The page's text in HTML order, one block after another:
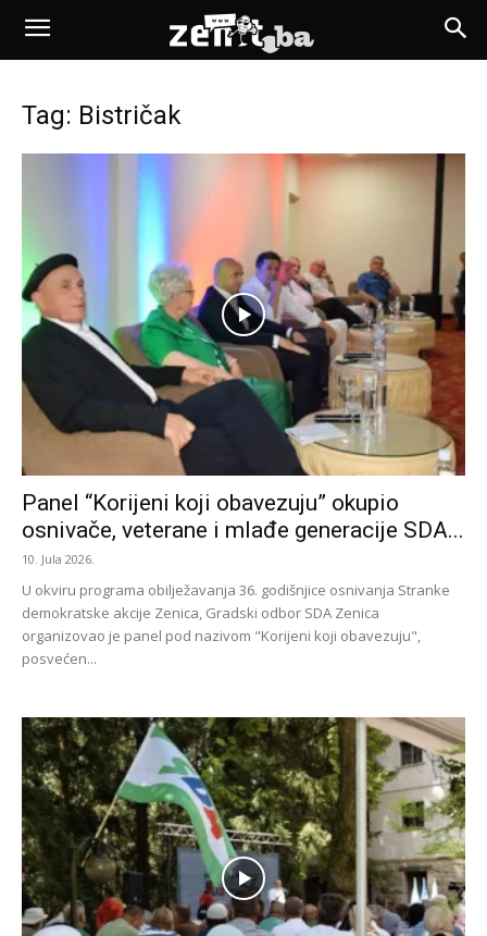
Tag: Bistričak
Panel “Korijeni koji obavezuju” okupio
osnivače, veterane i mlađe generacije SDA...
10. Jula 2026.
U okviru programa obilježavanja 36. godišnjice osnivanja Stranke
demokratske akcije Zenica, Gradski odbor SDA Zenica
organizovao je panel pod nazivom "Korijeni koji obavezuju",
posvećen...